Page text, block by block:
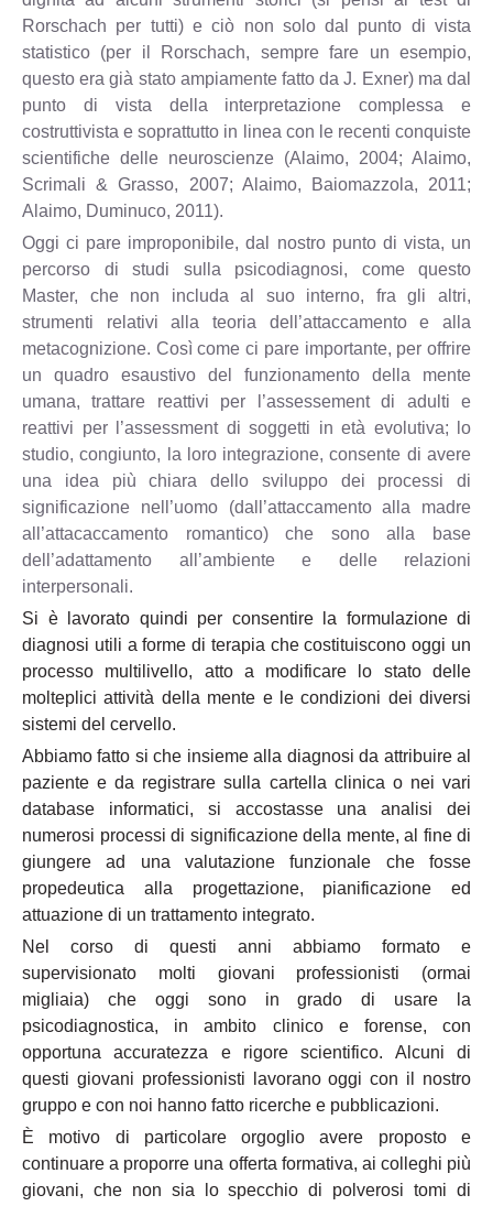
Rorschach per tutti) e ciò non solo dal punto di vista
statistico (per il Rorschach, sempre fare un esempio,
questo era già stato ampiamente fatto da J. Exner) ma dal
punto di vista della interpretazione complessa e
costruttivista e soprattutto in linea con le recenti conquiste
scientifiche delle neuroscienze (Alaimo, 2004; Alaimo,
Scrimali & Grasso, 2007; Alaimo, Baiomazzola, 2011;
Alaimo, Duminuco, 2011).
Oggi ci pare improponibile, dal nostro punto di vista, un
percorso di studi sulla psicodiagnosi, come questo
Master, che non includa al suo interno, fra gli altri,
strumenti relativi alla teoria dell’attaccamento e alla
metacognizione. Così come ci pare importante, per offrire
un quadro esaustivo del funzionamento della mente
umana, trattare reattivi per l’assessement di adulti e
reattivi per l’assessment di soggetti in età evolutiva; lo
studio, congiunto, la loro integrazione, consente di avere
una idea più chiara dello sviluppo dei processi di
significazione nell’uomo (dall’attaccamento alla madre
all’attacaccamento romantico) che sono alla base
dell’adattamento all’ambiente e delle relazioni
interpersonali.
Si è lavorato quindi per consentire la formulazione di
diagnosi utili a forme di terapia che costituiscono oggi un
processo multilivello, atto a modificare lo stato delle
molteplici attività della mente e le condizioni dei diversi
sistemi del cervello.
Abbiamo fatto si che insieme alla diagnosi da attribuire al
paziente e da registrare sulla cartella clinica o nei vari
database informatici, si accostasse una analisi dei
numerosi processi di significazione della mente, al fine di
giungere ad una valutazione funzionale che fosse
propedeutica alla progettazione, pianificazione ed
attuazione di un trattamento integrato.
Nel corso di questi anni abbiamo formato e
supervisionato molti giovani professionisti (ormai
migliaia) che oggi sono in grado di usare la
psicodiagnostica, in ambito clinico e forense, con
opportuna accuratezza e rigore scientifico. Alcuni di
questi giovani professionisti lavorano oggi con il nostro
gruppo e con noi hanno fatto ricerche e pubblicazioni.
È motivo di particolare orgoglio avere proposto e
continuare a proporre una offerta formativa, ai colleghi più
giovani, che non sia lo specchio di polverosi tomi di